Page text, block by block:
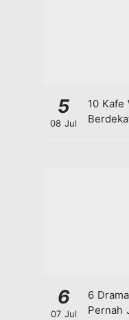
5
08 Jul
10 Kafe
6
07 Jul
6
Pernah